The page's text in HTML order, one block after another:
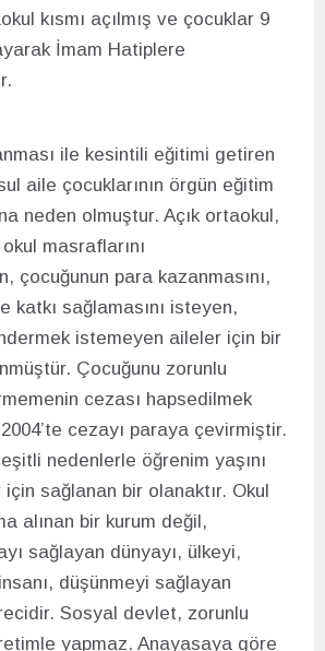
kısmı açılmış ve çocuklar 9
İmam Hatiplere
ile kesintili eğitimi getiren
aile çocuklarının örgün eğitim
neden olmuştur. Açık ortaokul,
masraflarını
çocuğunun para kazanmasını,
katkı sağlamasını isteyen,
istemeyen aileler için bir
Çocuğunu zorunlu
cezası hapsedilmek
cezayı paraya çevirmiştir.
nedenlerle öğrenim yaşını
sağlanan bir olanaktır. Okul
alınan bir kurum değil,
sağlayan dünyayı, ülkeyi,
düşünmeyi sağlayan
Sosyal devlet, zorunlu
yapmaz. Anayasaya göre